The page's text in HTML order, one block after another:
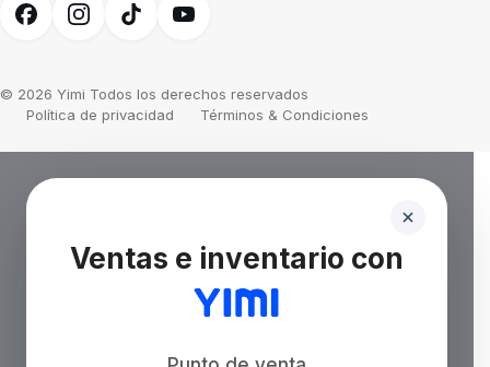
© 2026 Yimi Todos los derechos reservados
Política de privacidad
Términos & Condiciones
Ventas e inventario con